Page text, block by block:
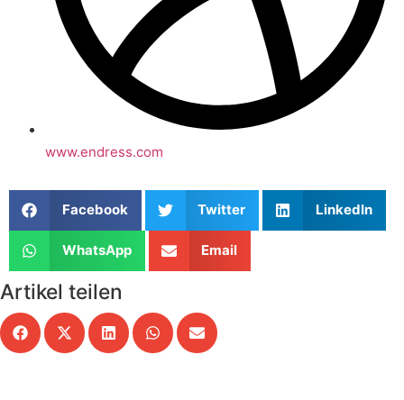
www.endress.com
Facebook Twitter LinkedIn
WhatsApp Email
Artikel teilen